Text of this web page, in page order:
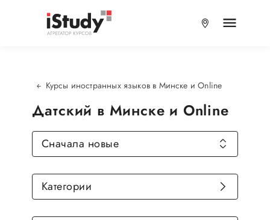
Курсы иностранных языков в Минске и Online
Датский в Минске и Online
Сначала новые
Категории